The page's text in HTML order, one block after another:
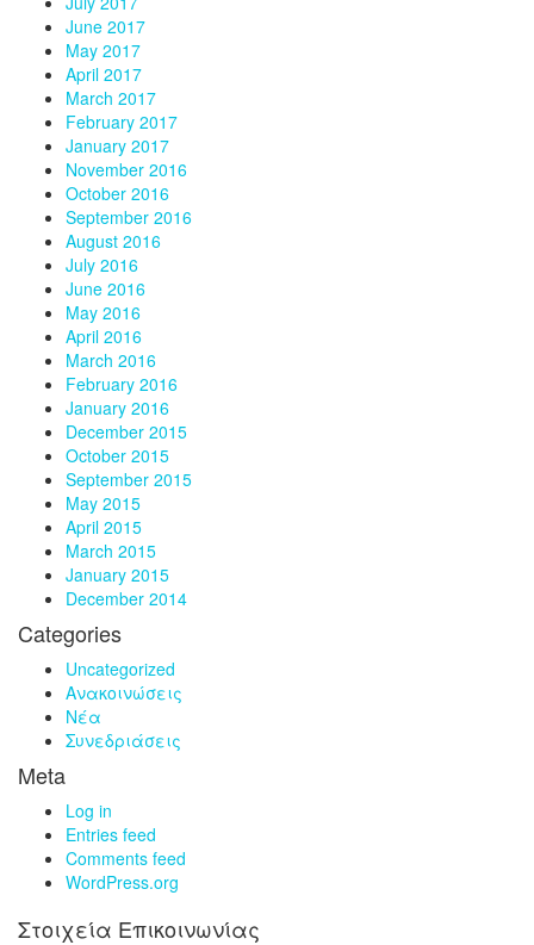
June 2017
May 2017
April 2017
March 2017
February 2017
January 2017
November 2016
October 2016
September 2016
August 2016
July 2016
June 2016
May 2016
April 2016
March 2016
February 2016
January 2016
December 2015
October 2015
September 2015
May 2015
April 2015
March 2015
January 2015
December 2014
Categories
Uncategorized
Ανακοινώσεις
Νέα
Συνεδριάσεις
Meta
Log in
Entries feed
Comments feed
WordPress.org
Στοιχεία Επικοινωνίας